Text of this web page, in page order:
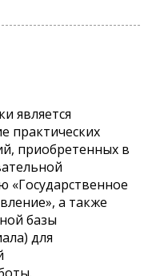
является
практических
приобретенных в
а также
базы
для